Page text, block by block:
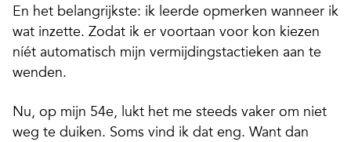
En het belangrijkste: ik leerde opmerken wanneer ik
wat inzette. Zodat ik er voortaan voor kon kiezen
níét automatisch mijn vermijdingstactieken aan te
wenden.
Nu, op mijn 54e, lukt het me steeds vaker om niet
weg te duiken. Soms vind ik dat eng. Want dan